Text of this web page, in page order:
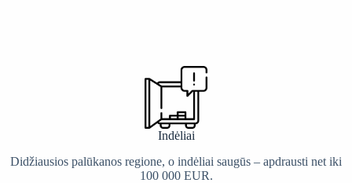
Indėliai
Didžiausios palūkanos regione, o indėliai saugūs – apdrausti net iki
100 000 EUR.